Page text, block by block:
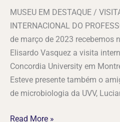
MUSEU EM DESTAQUE /
INTERNACIONAL DO
de março de 2023 recebemos
Elisardo Vasquez a visita
Concordia University em
Esteve presente também o
de microbiologia da UVV,
Read More »